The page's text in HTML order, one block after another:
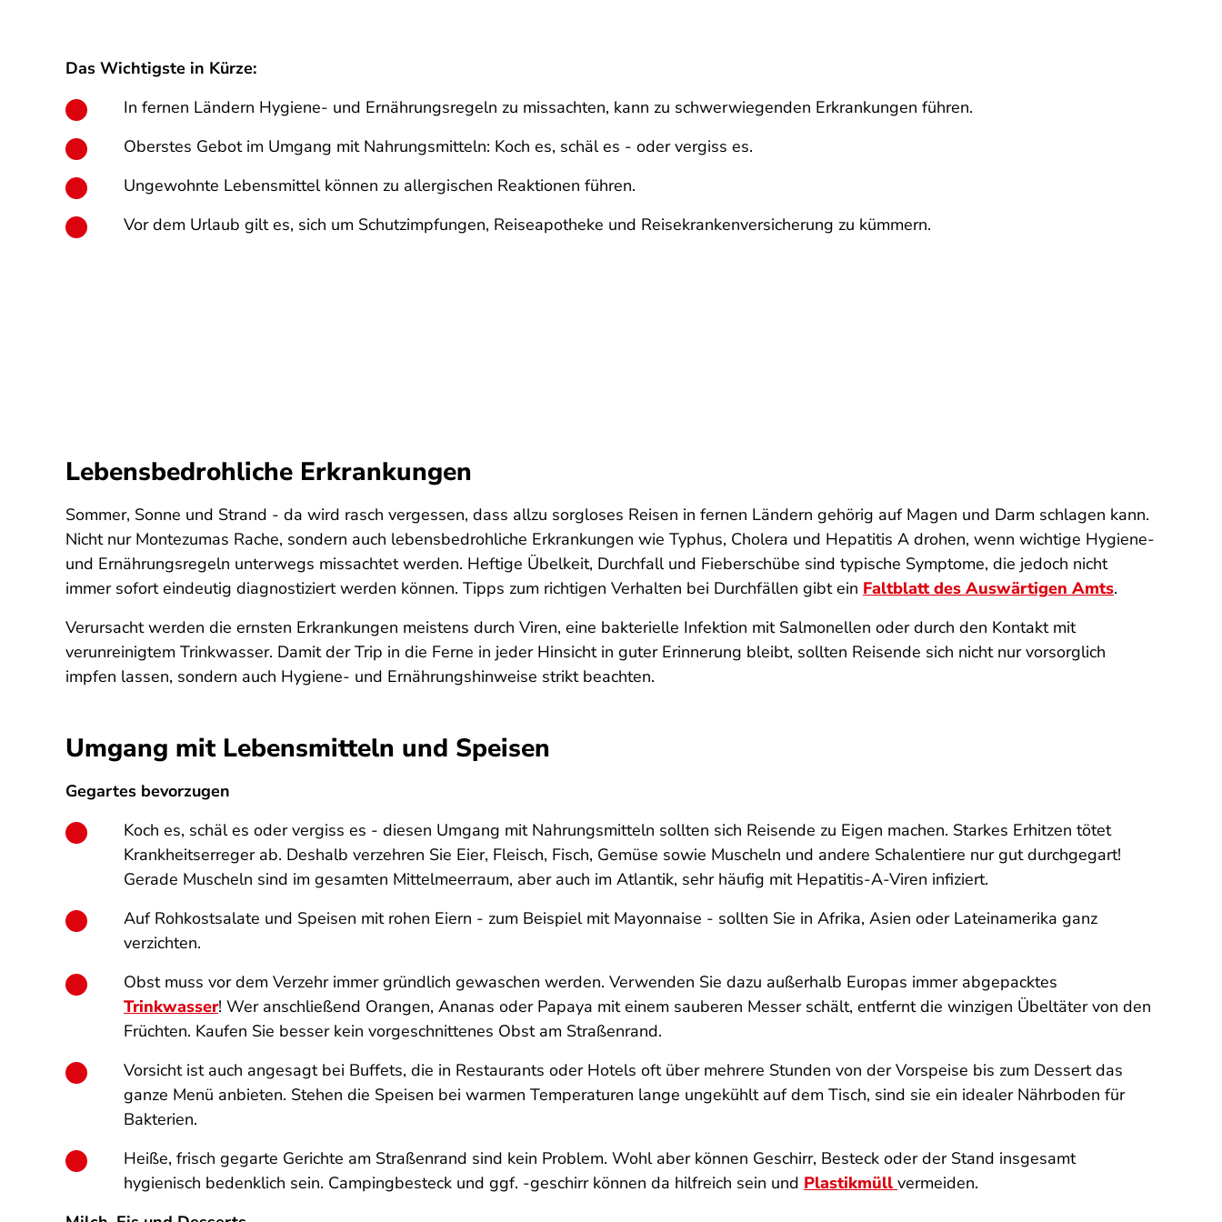
Das Wichtigste in Kürze:
In fernen Ländern Hygiene- und Ernährungsregeln zu missachten, kann zu schwerwiegenden Erkrankungen führen.
Oberstes Gebot im Umgang mit Nahrungsmitteln: Koch es, schäl es - oder vergiss es.
Ungewohnte Lebensmittel können zu allergischen Reaktionen führen.
Vor dem Urlaub gilt es, sich um Schutzimpfungen, Reiseapotheke und Reisekrankenversicherung zu kümmern.
Lebensbedrohliche Erkrankungen
Sommer, Sonne und Strand - da wird rasch vergessen, dass allzu sorgloses Reisen in fernen Ländern gehörig auf Magen und Darm schlagen kann.
Nicht nur Montezumas Rache, sondern auch lebensbedrohliche Erkrankungen wie Typhus, Cholera und Hepatitis A drohen, wenn wichtige Hygiene-
und Ernährungsregeln unterwegs missachtet werden. Heftige Übelkeit, Durchfall und Fieberschübe sind typische Symptome, die jedoch nicht
immer sofort eindeutig diagnostiziert werden können. Tipps zum richtigen Verhalten bei Durchfällen gibt ein Faltblatt des Auswärtigen Amts.
Verursacht werden die ernsten Erkrankungen meistens durch Viren, eine bakterielle Infektion mit Salmonellen oder durch den Kontakt mit
verunreinigtem Trinkwasser. Damit der Trip in die Ferne in jeder Hinsicht in guter Erinnerung bleibt, sollten Reisende sich nicht nur vorsorglich
impfen lassen, sondern auch Hygiene- und Ernährungshinweise strikt beachten.
Umgang mit Lebensmitteln und Speisen
Gegartes bevorzugen
Koch es, schäl es oder vergiss es - diesen Umgang mit Nahrungsmitteln sollten sich Reisende zu Eigen machen. Starkes Erhitzen tötet
Krankheitserreger ab. Deshalb verzehren Sie Eier, Fleisch, Fisch, Gemüse sowie Muscheln und andere Schalentiere nur gut durchgegart!
Gerade Muscheln sind im gesamten Mittelmeerraum, aber auch im Atlantik, sehr häufig mit Hepatitis-A-Viren infiziert.
Auf Rohkostsalate und Speisen mit rohen Eiern - zum Beispiel mit Mayonnaise - sollten Sie in Afrika, Asien oder Lateinamerika ganz
verzichten.
Obst muss vor dem Verzehr immer gründlich gewaschen werden. Verwenden Sie dazu außerhalb Europas immer abgepacktes
Trinkwasser! Wer anschließend Orangen, Ananas oder Papaya mit einem sauberen Messer schält, entfernt die winzigen Übeltäter von den
Früchten. Kaufen Sie besser kein vorgeschnittenes Obst am Straßenrand.
Vorsicht ist auch angesagt bei Buffets, die in Restaurants oder Hotels oft über mehrere Stunden von der Vorspeise bis zum Dessert das
ganze Menü anbieten. Stehen die Speisen bei warmen Temperaturen lange ungekühlt auf dem Tisch, sind sie ein idealer Nährboden für
Bakterien.
Heiße, frisch gegarte Gerichte am Straßenrand sind kein Problem. Wohl aber können Geschirr, Besteck oder der Stand insgesamt
hygienisch bedenklich sein. Campingbesteck und ggf. -geschirr können da hilfreich sein und Plastikmüll vermeiden.